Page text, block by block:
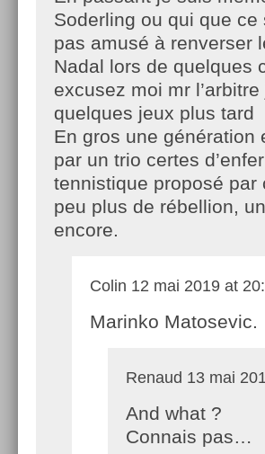
Soderling ou qui que
pas amusé à renverser
Nadal lors de quelques
excusez moi mr
quelques jeux plus tard
En gros une génération
par un trio certes
tennistique proposé par
peu plus de rébellion,
encore.
Colin 12 mai 2019 at
Marinko Matosevic.
Renaud 13 mai
And what ?
Connais pas…